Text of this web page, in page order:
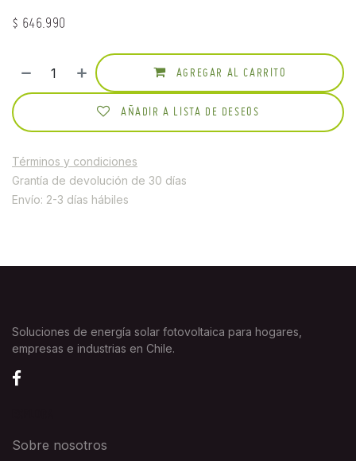
$ 646.990
AGREGAR AL CARRITO
AÑADIR A LISTA DE DESEOS
Términos y condiciones
Grantía de devolución de 30 días
Envío: 2-3 días hábiles
Soluciones de energía solar fotovoltaica para hogares,
empresas e industrias en Chile.
Sobre nosotros